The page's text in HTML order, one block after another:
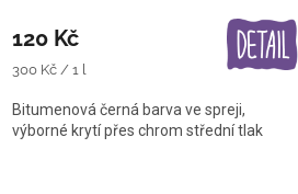
120 Kč
Měrná
300 Kč / 1 l
Bitumenová černá barva ve spreji,
výborné krytí přes chrom střední tlak